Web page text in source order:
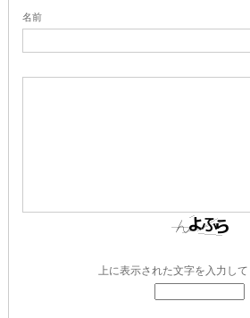
名前
上に表示された文字を入力して